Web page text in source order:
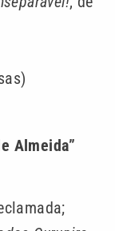
Almeida”